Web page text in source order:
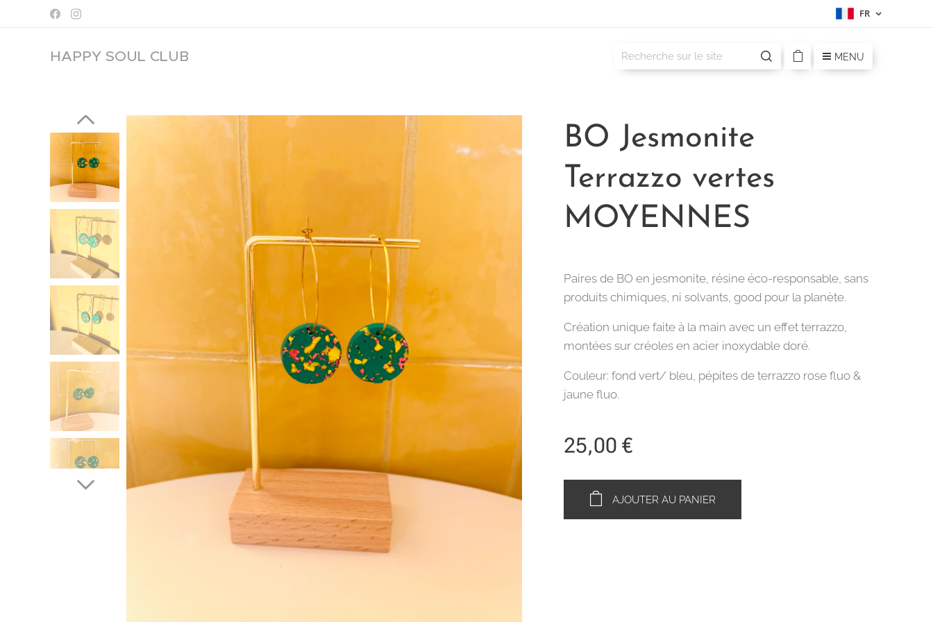
FR
HAPPY SOUL CLUB MENU
BO Jesmonite
Terrazzo vertes
MOYENNES
Paires de BO en jesmonite, résine éco-responsable, sans
produits chimiques, ni solvants, good pour la planète.
Création unique faite à la main avec un effet terrazzo,
montées sur créoles en acier inoxydable doré.
Couleur: fond vert/ bleu, pépites de terrazzo rose fluo &
jaune fluo.
25,00 €
AJOUTER AU PANIER